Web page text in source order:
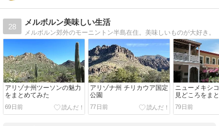
28
メルボルン美味しい生活
メルボルン郊外のモーニントン半島在住。美味しいものが大好き。
アリゾナ州ツーソンの魅力
をまとめてみた
69日前
アリゾナ州 チリカウア国定
公園
77日前
ニューメキシ
見どころをま
79日前